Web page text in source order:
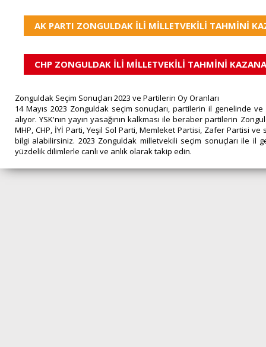
AK PARTI ZONGULDAK İLİ MİLLETVEKİLİ TAHMİNİ
CHP ZONGULDAK İLİ MİLLETVEKİLİ TAHMİNİ
Zonguldak Seçim Sonuçları 2023 ve Partilerin Oy Oranları
14 Mayıs 2023 Zonguldak seçim sonuçları, partilerin il genelinde
alıyor. YSK'nın yayın yasağının kalkması ile beraber partilerin
MHP, CHP, İYİ Parti, Yeşil Sol Parti, Memleket Partisi, Zafer Partisi
bilgi alabilirsiniz. 2023 Zonguldak milletvekili seçim sonuçları ile il
yüzdelik dilimlerle canlı ve anlık olarak takip edin.